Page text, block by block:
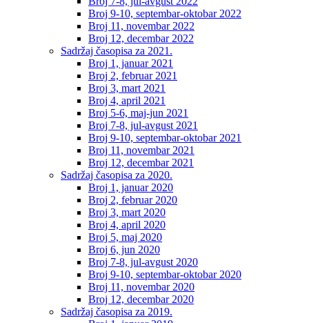
Broj 9-10, septembar-oktobar 2022
Broj 11, novembar 2022
Broj 12, decembar 2022
Sadržaj časopisa za 2021.
Broj 1, januar 2021
Broj 2, februar 2021
Broj 3, mart 2021
Broj 4, april 2021
Broj 5-6, maj-jun 2021
Broj 7-8, jul-avgust 2021
Broj 9-10, septembar-oktobar 2021
Broj 11, novembar 2021
Broj 12, decembar 2021
Sadržaj časopisa za 2020.
Broj 1, januar 2020
Broj 2, februar 2020
Broj 3, mart 2020
Broj 4, april 2020
Broj 5, maj 2020
Broj 6, jun 2020
Broj 7-8, jul-avgust 2020
Broj 9-10, septembar-oktobar 2020
Broj 11, novembar 2020
Broj 12, decembar 2020
Sadržaj časopisa za 2019.